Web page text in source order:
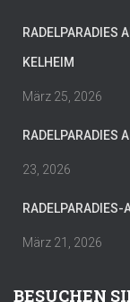
RADELPARADIES
KELHEIM
März 25, 2026
RADELPARADIES
23, 2026
RADELPARADIES-
März 21, 2026
BESUCHEN